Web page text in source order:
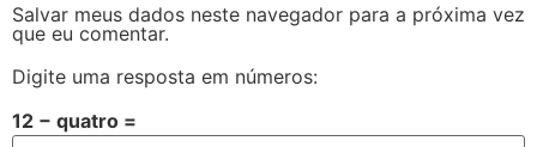
Salvar meus dados neste navegador para a próxima vez
que eu comentar.
Digite uma resposta em números:
12 − quatro =